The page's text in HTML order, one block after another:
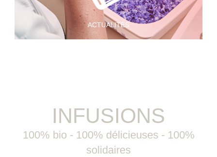
ACTUALITÉS
INFUSIONS
100% bio - 100% délicieuses - 100%
solidaires